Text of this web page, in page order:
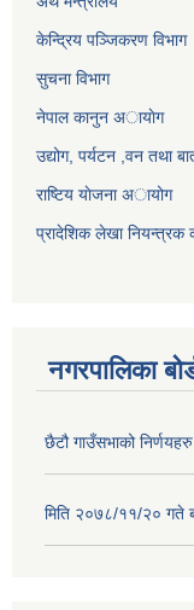
केन्द्रिय पञ्जिकरण विभाग
सुचना विभाग
नेपाल कानुन अायाेग
उद्योग, पर्यटन ,वन तथा
राष्टिय याेजना अायोग
प्रादेशिक लेखा नियन्त्रक
नगरपालिका
छैटौ गाउँसभाको निर्णयहरु
मिति २०७८/११/२० गते